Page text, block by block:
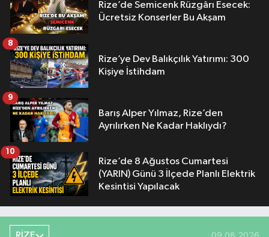
Rize’de Semicenk Rüzgârı Esecek:
Ücretsiz Konserler Bu Akşam
Rize’ye Dev Balıkçılık Yatırımı: 300
Kişiye İstihdam
8
Barış Alper Yılmaz, Rize’den
Ayrılırken Ne Kadar Haklıydı?
9
Rize’de 8 Ağustos Cumartesi
(YARIN) Günü 3 İlçede Planlı Elektrik
Kesintisi Yapılacak
10